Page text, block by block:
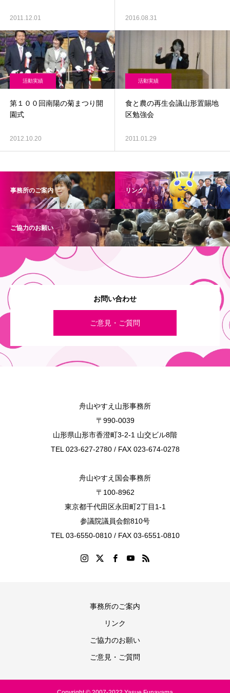
2011.12.01 2016.08.31
活動実績
第１００回南陽の菊まつり開
園式
2012.10.20
活動実績
食と農の再生会議山形置賜地
区勉強会
2011.01.29
事務所のご案内 リンク
ご協力のお願い
お問い合わせ
ご意見・ご質問
舟山やすえ山形事務所
〒990-0039
山形県山形市香澄町3-2-1 山交ビル8階
TEL 023-627-2780 / FAX 023-674-0278
舟山やすえ国会事務所
〒100-8962
東京都千代田区永田町2丁目1-1
参議院議員会館810号
TEL 03-6550-0810 / FAX 03-6551-0810
事務所のご案内
リンク
ご協力のお願い
ご意見・ご質問